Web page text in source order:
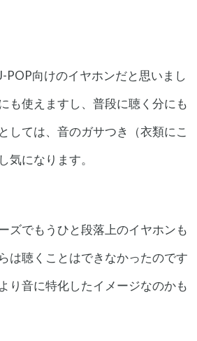
POP向けのイヤホンだと思いまし
も使えますし、普段に聴く分にも
しては、音のガサつき（衣類にこ
気になります。
ズでもうひと段落上のイヤホンも
は聴くことはできなかったのです
り音に特化したイメージなのかも